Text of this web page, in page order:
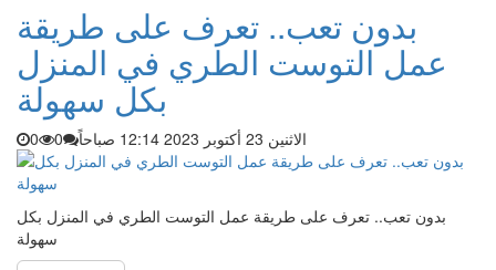
بدون تعب.. تعرف على طريقة
عمل التوست الطري في المنزل
بكل سهولة
الاثنين 23 أكتوبر 2023 12:14 صباحاً 0
0
بدون تعب.. تعرف على طريقة عمل التوست الطري في المنزل بكل
سهولة